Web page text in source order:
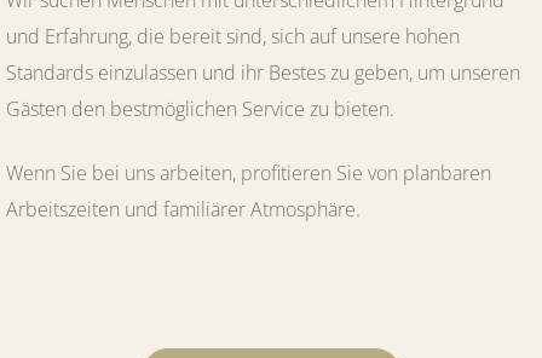
und Erfahrung, die bereit sind, sich auf unsere hohen
Standards einzulassen und ihr Bestes zu geben, um unseren
Gästen den bestmöglichen Service zu bieten.
Wenn Sie bei uns arbeiten, profitieren Sie von planbaren
Arbeitszeiten und familiärer Atmosphäre.